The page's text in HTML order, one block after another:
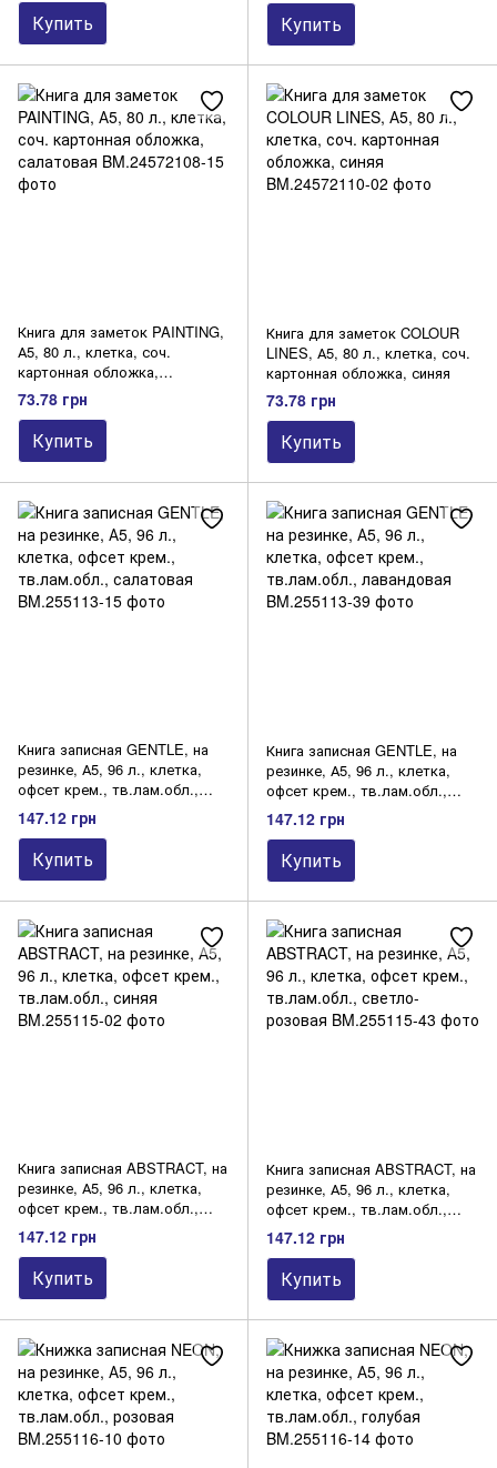
Купить Купить
Книга для заметок PAINTING,
А5, 80 л., клетка, соч.
картонная обложка,
салатовая
73.78 грн
Купить
Книга для заметок COLOUR
LINES, А5, 80 л., клетка, соч.
картонная обложка, синяя
73.78 грн
Купить
Книга записная GENTLE, на
резинке, А5, 96 л., клетка,
офсет крем., тв.лам.обл.,
салатовая
147.12 грн
Купить
Книга записная GENTLE, на
резинке, А5, 96 л., клетка,
офсет крем., тв.лам.обл.,
лавандовая
147.12 грн
Купить
Книга записная ABSTRACT, на
резинке, А5, 96 л., клетка,
офсет крем., тв.лам.обл.,
синяя
147.12 грн
Купить
Книга записная ABSTRACT, на
резинке, А5, 96 л., клетка,
офсет крем., тв.лам.обл.,
светло-розовая
147.12 грн
Купить